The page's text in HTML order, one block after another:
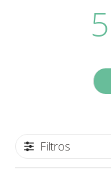
5
Filtros